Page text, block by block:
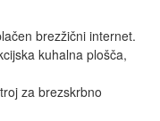
brezžični internet.
kuhalna plošča,
za brezskrbno